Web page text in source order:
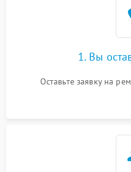
1. Вы
Оставьте заявку на